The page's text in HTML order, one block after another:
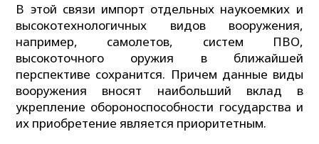
В этой связи импорт отдельных наукоемких и
высокотехнологичных видов вооружения,
например, самолетов, систем ПВО,
высокоточного оружия в ближайшей
перспективе сохранится. Причем данные виды
вооружения вносят наибольший вклад в
укрепление обороноспособности государства и
их приобретение является приоритетным.